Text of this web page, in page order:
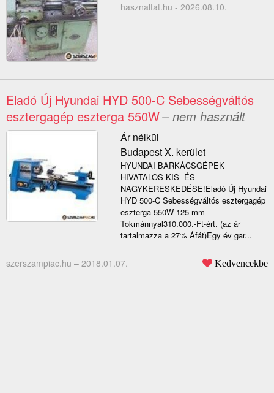
hasznaltat.hu - 2026.08.10.
Eladó Új Hyundai HYD 500-C Sebességváltós
esztergagép eszterga 550W– nem használt
Ár nélkül
Budapest X. kerület
HYUNDAI BARKÁCSGÉPEK
HIVATALOS KIS- ÉS
NAGYKERESKEDÉSE!Eladó Új Hyundai
HYD 500-C Sebességváltós esztergagép
eszterga 550W 125 mm
Tokmánnyal310.000.-Ft-ért. (az ár
tartalmazza a 27% Áfát)Egy év gar...
szerszampiac.hu – 2018.01.07. Kedvencekbe